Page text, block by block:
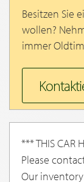
Besitzen Sie
wollen?
immer
*** THIS CAR
Please
Our